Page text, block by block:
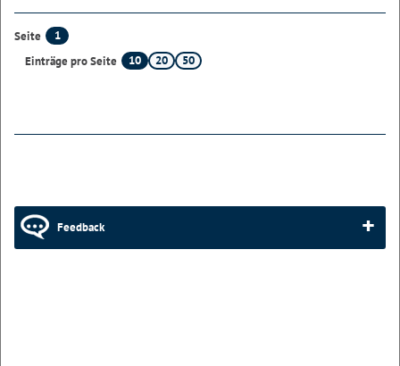
Seite
1
Einträge pro Seite
10 20 50
Feedback